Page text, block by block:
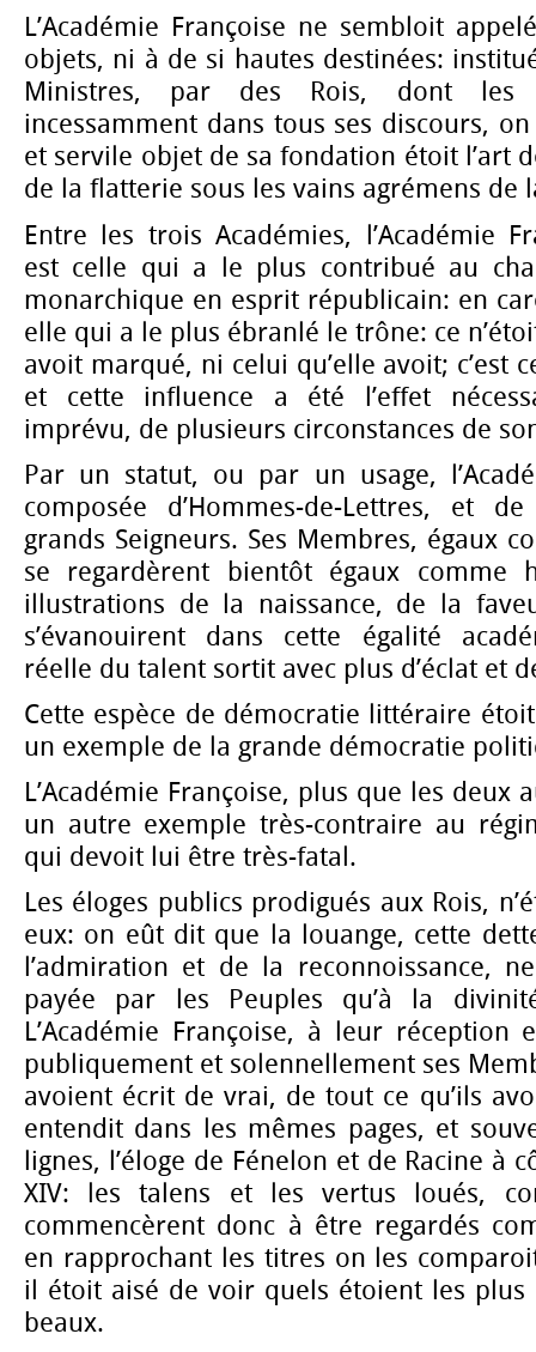
L’Académie Françoise ne sembloit
objets, ni à de si hautes destinées:
Ministres, par des Rois, dont les
incessamment dans tous ses discours,
et servile objet de sa fondation étoit l’art
de la flatterie sous les vains agrémens de
Entre les trois Académies, l’Académie
est celle qui a le plus contribué au
monarchique en esprit républicain: en
elle qui a le plus ébranlé le trône: ce
avoit marqué, ni celui qu’elle avoit; c’est
et cette influence a été l’effet
imprévu, de plusieurs circonstances de
Par un statut, ou par un usage,
composée d’Hommes-de-Lettres, et
grands Seigneurs. Ses Membres, égaux
se regardèrent bientôt égaux comme
illustrations de la naissance, de la
s’évanouirent dans cette égalité
réelle du talent sortit avec plus d’éclat et
Cette espèce de démocratie littéraire
un exemple de la grande démocratie
L’Académie Françoise, plus que les deux
un autre exemple très-contraire au
qui devoit lui être très-fatal.
Les éloges publics prodigués aux Rois,
eux: on eût dit que la louange, cette
l’admiration et de la reconnoissance,
payée par les Peuples qu’à la
L’Académie Françoise, à leur
publiquement et solennellement ses
avoient écrit de vrai, de tout ce qu’ils
entendit dans les mêmes pages, et
lignes, l’éloge de Fénelon et de Racine à
XIV: les talens et les vertus loués,
commencèrent donc à être regardés
en rapprochant les titres on les
il étoit aisé de voir quels étoient les plus
beaux.